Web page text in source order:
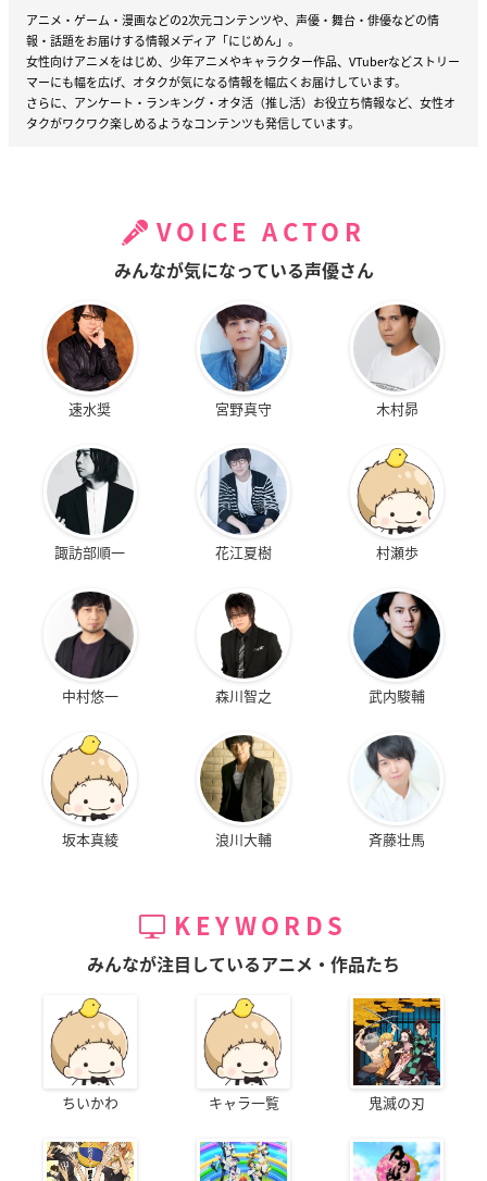
アニメ・ゲーム・漫画などの2次元コンテンツや、声優・舞台・俳優などの情
報・話題をお届けする情報メディア「にじめん」。
女性向けアニメをはじめ、少年アニメやキャラクター作品、VTuberなどストリー
マーにも幅を広げ、オタクが気になる情報を幅広くお届けしています。
さらに、アンケート・ランキング・オタ活（推し活）お役立ち情報など、女性オ
タクがワクワク楽しめるようなコンテンツも発信しています。
VOICE ACTOR
みんなが気になっている声優さん
速水奨 宮野真守 木村昴
諏訪部順一 花江夏樹 村瀬歩
中村悠一 森川智之 武内駿輔
坂本真綾 浪川大輔 斉藤壮馬
KEYWORDS
みんなが注目しているアニメ・作品たち
ちいかわ キャラ一覧 鬼滅の刃